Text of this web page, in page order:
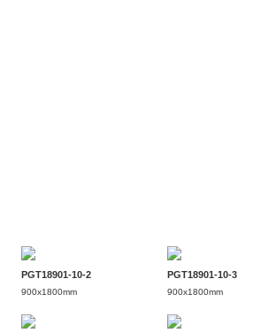
PGT18901-10-2
900x1800mm
PGT18901-10-3
900x1800mm